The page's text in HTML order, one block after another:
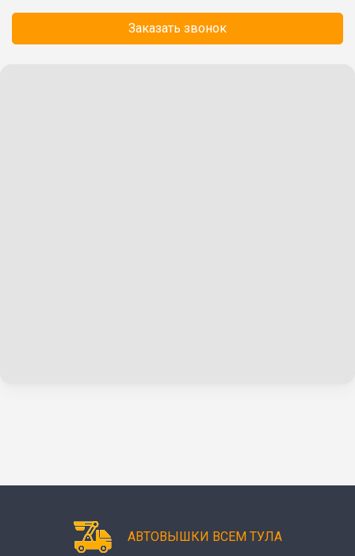
Заказать звонок
АВТОВЫШКИ ВСЕМ ТУЛА